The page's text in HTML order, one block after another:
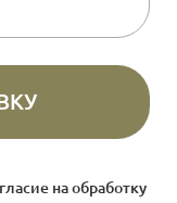
наобработку